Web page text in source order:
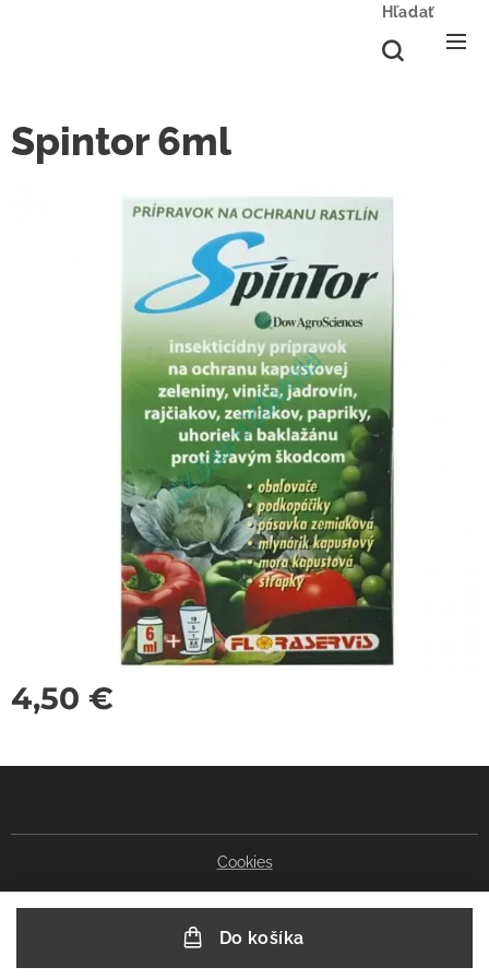
Hľadať
Spintor 6ml
4,50 €
Do košíka
Cookies